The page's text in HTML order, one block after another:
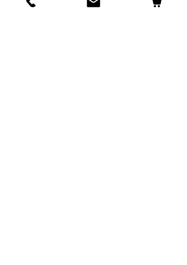
2,8% Sirova vlakna: 2,8%